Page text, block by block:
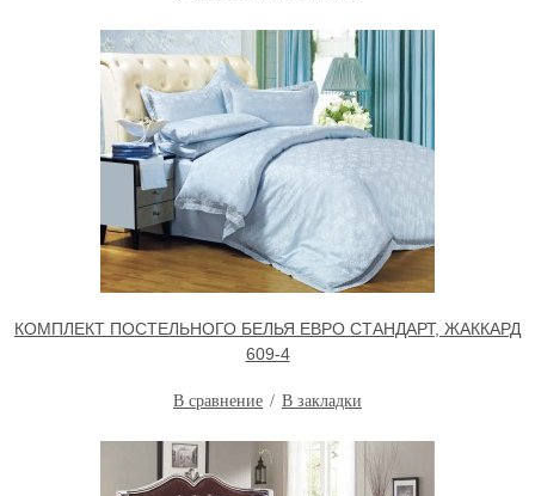
КОМПЛЕКТ ПОСТЕЛЬНОГО БЕЛЬЯ ЕВРО СТАНДАРТ, ЖАККАРД
609-4
В сравнение В закладки